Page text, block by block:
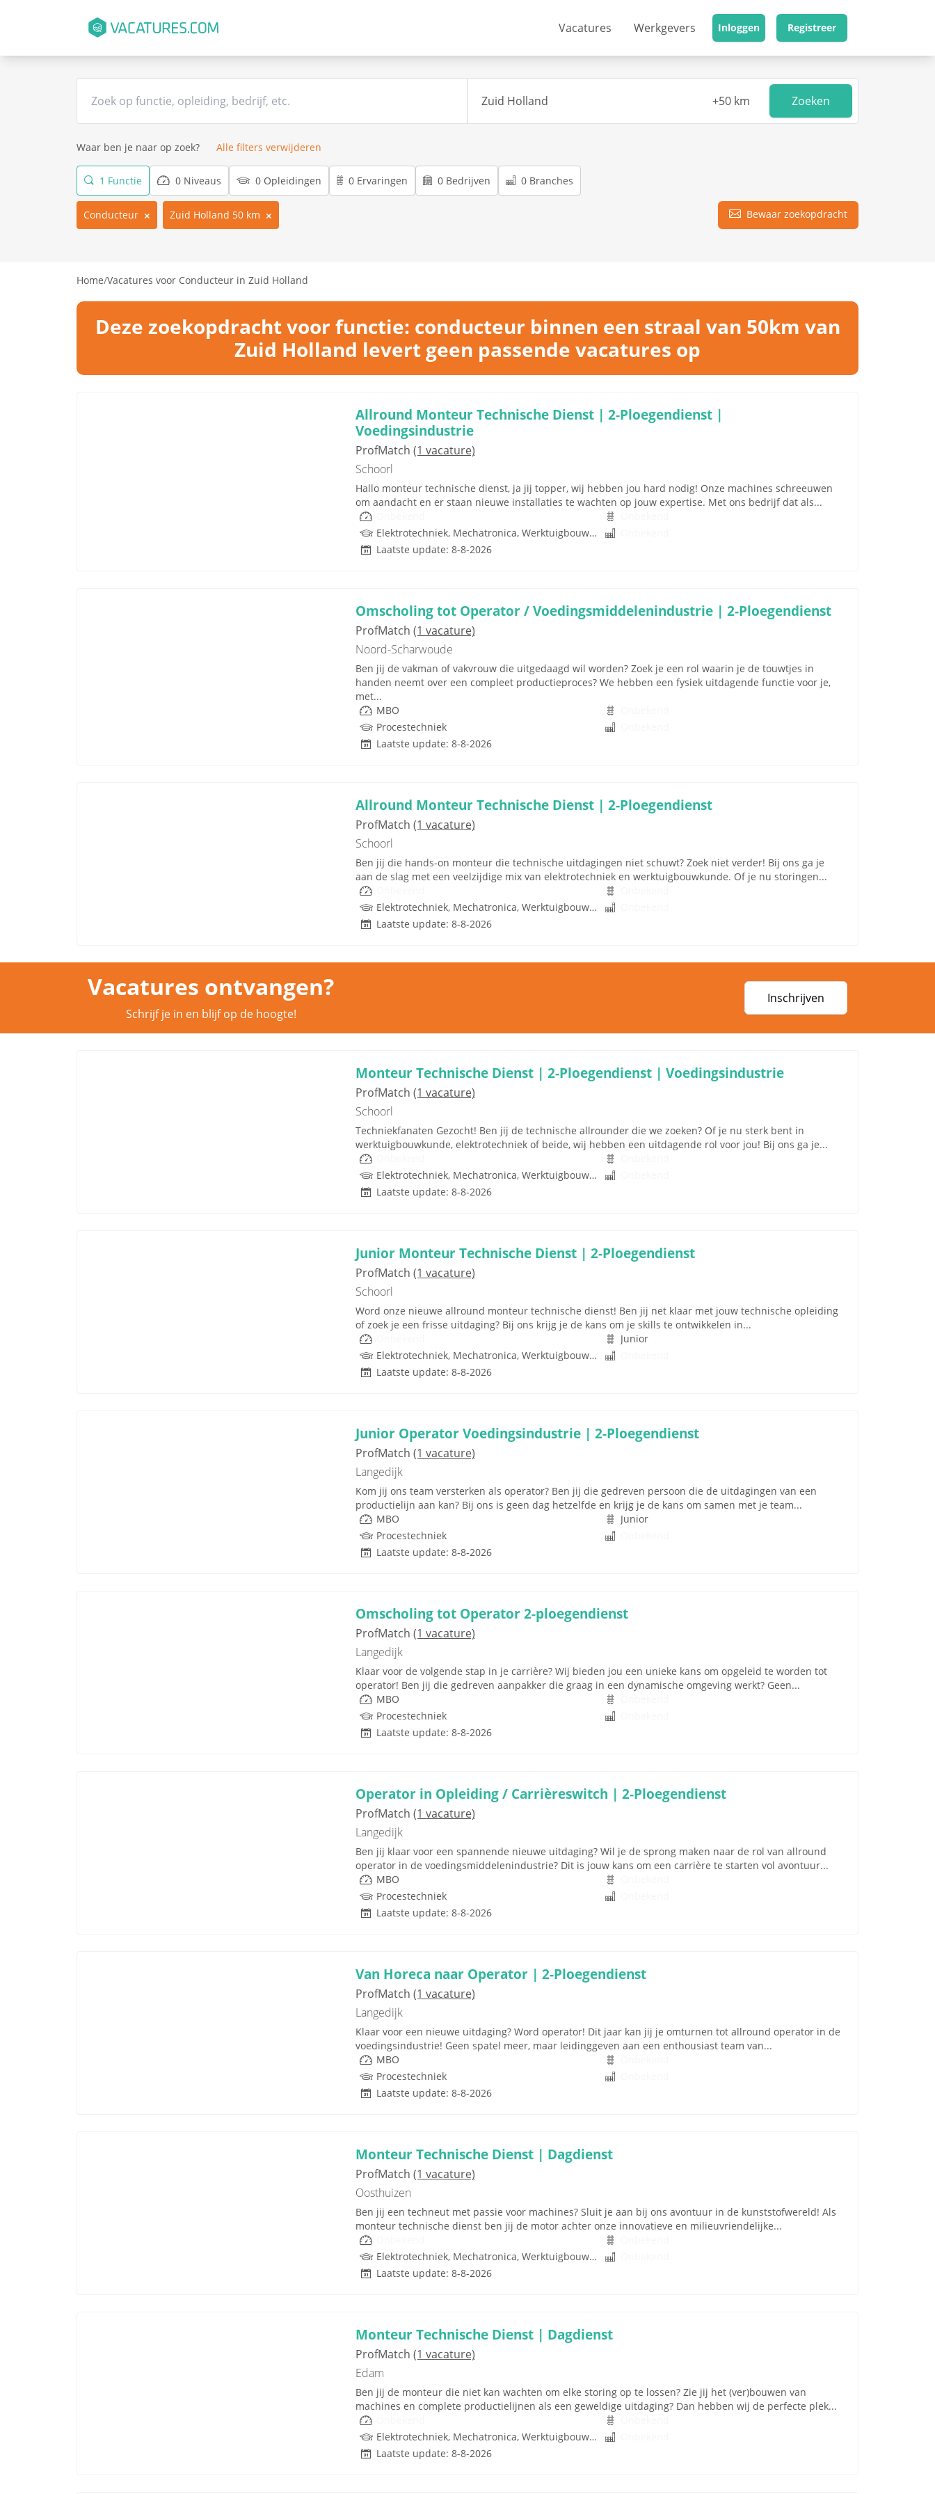
Vacatures Werkgevers Inloggen Registreer
Zoeken
Waar ben je naar op zoek? Alle filters verwijderen
1 Functie 0 Niveaus 0 Opleidingen 0 Ervaringen 0 Bedrijven 0 Branches
Conducteur Zuid Holland 50 km Bewaar zoekopdracht
Home/Vacatures voor Conducteur in Zuid Holland
Deze zoekopdracht voor functie: conducteur binnen een straal van 50km van
Zuid Holland levert geen passende vacatures op
Allround Monteur Technische Dienst | 2-Ploegendienst |
Voedingsindustrie
ProfMatch (1 vacature)
Schoorl
Hallo monteur technische dienst, ja jij topper, wij hebben jou hard nodig! Onze machines schreeuwen
om aandacht en er staan nieuwe installaties te wachten op jouw expertise. Met ons bedrijf dat als...
Elektrotechniek, Mechatronica, Werktuigbouwkunde
Laatste update: 8-8-2026
Omscholing tot Operator / Voedingsmiddelenindustrie | 2-Ploegendienst
ProfMatch (1 vacature)
Noord-Scharwoude
Ben jij de vakman of vakvrouw die uitgedaagd wil worden? Zoek je een rol waarin je de touwtjes in
handen neemt over een compleet productieproces? We hebben een fysiek uitdagende functie voor je,
met...
MBO
Procestechniek
Laatste update: 8-8-2026
Allround Monteur Technische Dienst | 2-Ploegendienst
ProfMatch (1 vacature)
Schoorl
Ben jij die hands-on monteur die technische uitdagingen niet schuwt? Zoek niet verder! Bij ons ga je
aan de slag met een veelzijdige mix van elektrotechniek en werktuigbouwkunde. Of je nu storingen...
Elektrotechniek, Mechatronica, Werktuigbouwkunde, Hydrauliek
Laatste update: 8-8-2026
Vacatures ontvangen?
Schrijf je in en blijf op de hoogte!
Inschrijven
Monteur Technische Dienst | 2-Ploegendienst | Voedingsindustrie
ProfMatch (1 vacature)
Schoorl
Techniekfanaten Gezocht! Ben jij de technische allrounder die we zoeken? Of je nu sterk bent in
werktuigbouwkunde, elektrotechniek of beide, wij hebben een uitdagende rol voor jou! Bij ons ga je...
Elektrotechniek, Mechatronica, Werktuigbouwkunde
Laatste update: 8-8-2026
Junior Monteur Technische Dienst | 2-Ploegendienst
ProfMatch (1 vacature)
Schoorl
Word onze nieuwe allround monteur technische dienst! Ben jij net klaar met jouw technische opleiding
of zoek je een frisse uitdaging? Bij ons krijg je de kans om je skills te ontwikkelen in...
Junior
Elektrotechniek, Mechatronica, Werktuigbouwkunde, Techniek
Laatste update: 8-8-2026
Junior Operator Voedingsindustrie | 2-Ploegendienst
ProfMatch (1 vacature)
Langedijk
Kom jij ons team versterken als operator? Ben jij die gedreven persoon die de uitdagingen van een
productielijn aan kan? Bij ons is geen dag hetzelfde en krijg je de kans om samen met je team...
MBO
Junior
Procestechniek
Laatste update: 8-8-2026
Omscholing tot Operator 2-ploegendienst
ProfMatch (1 vacature)
Langedijk
Klaar voor de volgende stap in je carrière? Wij bieden jou een unieke kans om opgeleid te worden tot
operator! Ben jij die gedreven aanpakker die graag in een dynamische omgeving werkt? Geen...
MBO
Procestechniek
Laatste update: 8-8-2026
Operator in Opleiding / Carrièreswitch | 2-Ploegendienst
ProfMatch (1 vacature)
Langedijk
Ben jij klaar voor een spannende nieuwe uitdaging? Wil je de sprong maken naar de rol van allround
operator in de voedingsmiddelenindustrie? Dit is jouw kans om een carrière te starten vol avontuur...
MBO
Procestechniek
Laatste update: 8-8-2026
Van Horeca naar Operator | 2-Ploegendienst
ProfMatch (1 vacature)
Langedijk
Klaar voor een nieuwe uitdaging? Word operator! Dit jaar kan jij je omturnen tot allround operator in de
voedingsindustrie! Geen spatel meer, maar leidinggeven aan een enthousiast team van...
MBO
Procestechniek
Laatste update: 8-8-2026
Monteur Technische Dienst | Dagdienst
ProfMatch (1 vacature)
Oosthuizen
Ben jij een techneut met passie voor machines? Sluit je aan bij ons avontuur in de kunststofwereld! Als
monteur technische dienst ben jij de motor achter onze innovatieve en milieuvriendelijke...
Elektrotechniek, Mechatronica, Werktuigbouwkunde
Laatste update: 8-8-2026
Monteur Technische Dienst | Dagdienst
ProfMatch (1 vacature)
Edam
Ben jij de monteur die niet kan wachten om elke storing op te lossen? Zie jij het (ver)bouwen van
machines en complete productielijnen als een geweldige uitdaging? Dan hebben wij de perfecte plek...
Elektrotechniek, Mechatronica, Werktuigbouwkunde
Laatste update: 8-8-2026